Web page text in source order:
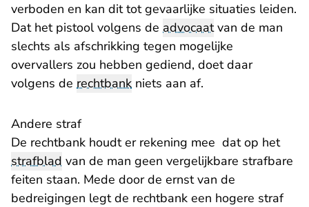
verboden en kan dit tot gevaarlijke situaties leiden.
Dat het pistool volgens de advocaatvan de man
slechts als afschrikking tegen mogelijke
overvallers zou hebben gediend, doet daar
volgens de rechtbank niets aan af.
Andere straf
De rechtbank houdt er rekening mee dat op het
strafblad van de man geen vergelijkbare strafbare
feiten staan. Mede door de ernst van de
bedreigingen legt de rechtbank een hogere straf